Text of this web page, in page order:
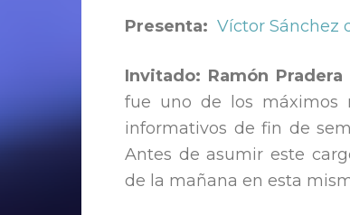
Presenta: Víctor Sánchez
Invitado: Ramón Pradera
fue uno de los máximos
informativos de fin de
Antes de asumir este
de la mañana en esta